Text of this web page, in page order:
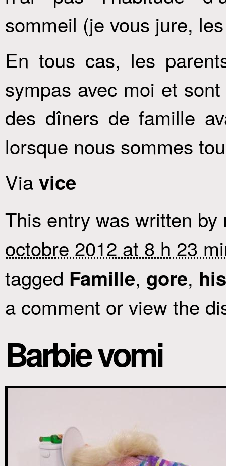
sommeil (je vous jure,
En tous cas, les
sympas avec moi et
des dîners de famille
lorsque nous sommes
Via vice
This entry was written by
octobre 2012 at 8 h 23
tagged Famille, gore,
a comment or view the
Barbie vomi